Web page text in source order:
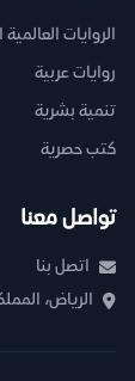
الروايات
روايات عربية
تنمية بشرية
كتب حصرية
تواصل معنا
اتصل بنا
الرياض،